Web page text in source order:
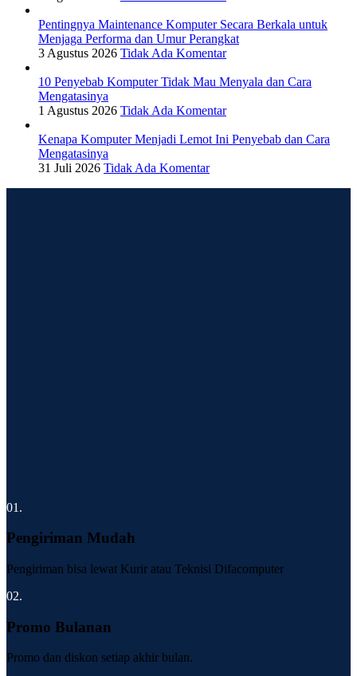
Pentingnya Maintenance Komputer Secara Berkala untuk
Menjaga Performa dan Umur Perangkat
3 Agustus 2026 Tidak Ada Komentar
10 Penyebab Komputer Tidak Mau Menyala dan Cara
Mengatasinya
1 Agustus 2026 Tidak Ada Komentar
Kenapa Komputer Menjadi Lemot Ini Penyebab dan Cara
Mengatasinya
31 Juli 2026 Tidak Ada Komentar
01.
Pengiriman Mudah
Pengiriman bisa lewat Kurir atau Teknisi Difacomputer
02.
Promo Bulanan
Promo dan diskon setiap akhir bulan.